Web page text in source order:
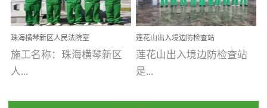
人人都爱护她、珍惜她、
她将越来越枝繁叶茂，终
将会成为一棵参天大树！
优吸环保截止2020年拥有
全国600家网点分支机构。
雅致酒店 东莞美豪雅
致酒店是为中高端人士...
州南沙区·香港科技大学(广
州)校区 工程案...
珠海横琴新区人民法院室
内除甲醛空气治理项目
施工名称：珠海横琴新区
人...
莲花山出入境边防检查站
室内除甲醛空气治理项目
莲花山出入境边防检查站
是...